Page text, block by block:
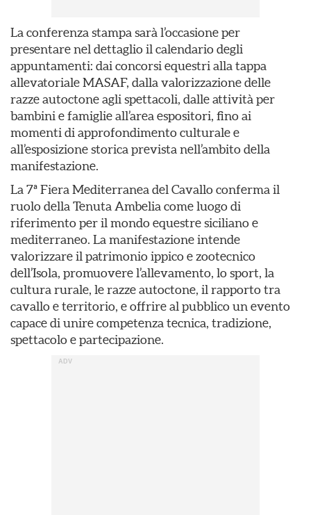
La conferenza stampa sarà l’occasione per
presentare nel dettaglio il calendario degli
appuntamenti: dai concorsi equestri alla tappa
allevatoriale MASAF, dalla valorizzazione delle
razze autoctone agli spettacoli, dalle attività per
bambini e famiglie all’area espositori, fino ai
momenti di approfondimento culturale e
all’esposizione storica prevista nell’ambito della
manifestazione.
La 7ª Fiera Mediterranea del Cavallo conferma il
ruolo della Tenuta Ambelia come luogo di
riferimento per il mondo equestre siciliano e
mediterraneo. La manifestazione intende
valorizzare il patrimonio ippico e zootecnico
dell’Isola, promuovere l’allevamento, lo sport, la
cultura rurale, le razze autoctone, il rapporto tra
cavallo e territorio, e offrire al pubblico un evento
capace di unire competenza tecnica, tradizione,
spettacolo e partecipazione.